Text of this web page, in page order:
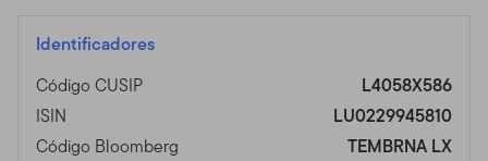
Identificadores
Código CUSIP
L4058X586
ISIN
LU0229945810
Código Bloomberg
TEMBRNA LX